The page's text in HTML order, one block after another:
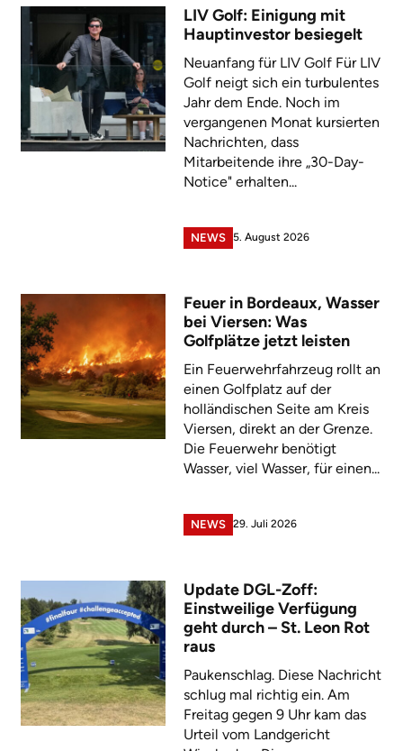
LIV Golf: Einigung mit
Hauptinvestor besiegelt
Neuanfang für LIV Golf Für LIV
Golf neigt sich ein turbulentes
Jahr dem Ende. Noch im
vergangenen Monat kursierten
Nachrichten, dass
Mitarbeitende ihre „30-Day-
Notice" erhalten...
NEWS 5. August 2026
Feuer in Bordeaux, Wasser
bei Viersen: Was
Golfplätze jetzt leisten
Ein Feuerwehrfahrzeug rollt an
einen Golfplatz auf der
holländischen Seite am Kreis
Viersen, direkt an der Grenze.
Die Feuerwehr benötigt
Wasser, viel Wasser, für einen...
NEWS 29. Juli 2026
Update DGL-Zoff:
Einstweilige Verfügung
geht durch – St. Leon Rot
raus
Paukenschlag. Diese Nachricht
schlug mal richtig ein. Am
Freitag gegen 9 Uhr kam das
Urteil vom Landgericht